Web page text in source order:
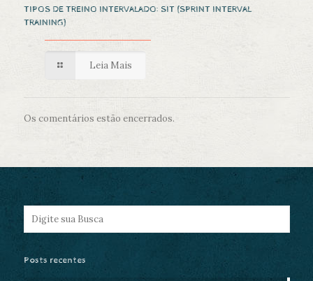
TIPOS DE TREINO INTERVALADO: SIT (SPRINT INTERVAL
TRAINING)
Leia Mais
Os comentários estão encerrados.
Posts recentes